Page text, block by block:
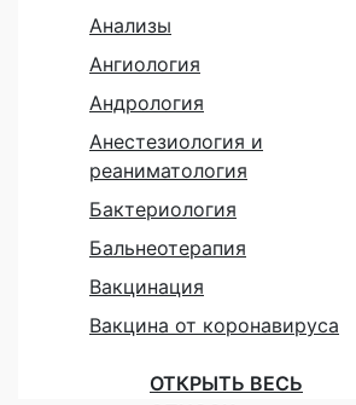
Анализы
Ангиология
Андрология
Анестезиология и
реаниматология
Бактериология
Бальнеотерапия
Вакцинация
Вакцина от коронавируса
ОТКРЫТЬ ВЕСЬ